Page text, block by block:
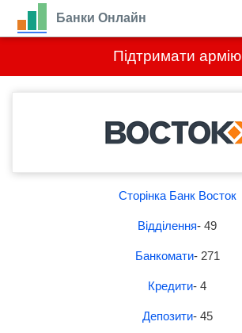
Підтримати армію
Банки Онлайн
Сторінка Банк Восток
Відділення- 49
Банкомати- 271
Кредити- 4
Депозити- 45